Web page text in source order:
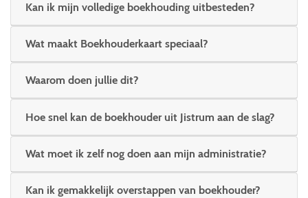
Kan ik mijn volledige boekhouding uitbesteden?
Wat maakt Boekhouderkaart speciaal?
Waarom doen jullie dit?
Hoe snel kan de boekhouder uit Jistrum aan de slag?
Wat moet ik zelf nog doen aan mijn administratie?
Kan ik gemakkelijk overstappen van boekhouder?